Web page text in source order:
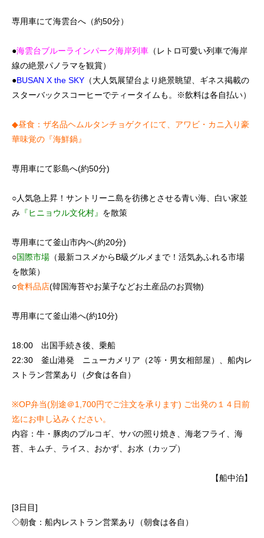
専用車にて海雲台へ（約50分）
●海雲台ブルーラインパーク海岸列車 （レトロ可愛い列車で海岸
線の絶景パノラマを観賞）
●BUSAN X the SKY （大人気展望台より絶景眺望、ギネス掲載の
スターバックスコーヒーでティータイムも。※飲料は各自払い）
◆昼食：ザ名品ヘムルタンチョゲクイにて、アワビ・カニ入り豪
華味覚の『海鮮鍋』
専用車にて影島へ(約50分)
○人気急上昇！サントリーニ島を彷彿とさせる青い海、白い家並
み 『ヒニョウル文化村』 を散策
専用車にて釜山市内へ(約20分)
○国際市場 （最新コスメからB級グルメまで！活気あふれる市場
を散策）
○食料品店(韓国海苔やお菓子などお土産品のお買物)
専用車にて釜山港へ(約10分)
18:00 出国手続き後、乗船
22:30 釜山港発 ニューカメリア（2等・男女相部屋）、船内レ
ストラン営業あり（夕食は各自）
※OP弁当(別途＠1,700円でご注文を承ります) ご出発の１４日前
迄にお申し込みください。
内容：牛・豚肉のプルコギ、サバの照り焼き、海老フライ、海
苔、キムチ、ライス、おかず、お水（カップ）
【船中泊】
[3日目]
◇朝食：船内レストラン営業あり（朝食は各自）